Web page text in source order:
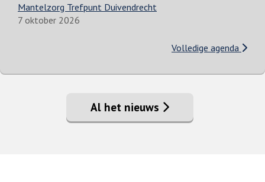
Mantelzorg Trefpunt Duivendrecht
7 oktober 2026
Volledige agenda
Al het nieuws